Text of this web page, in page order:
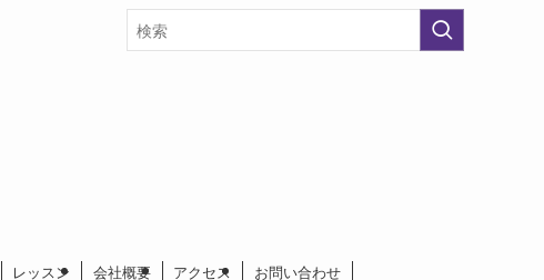
レッスン 会社概要 アクセス お問い合わせ